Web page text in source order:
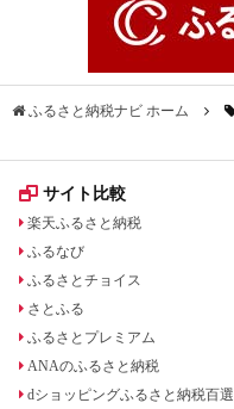
ふるさと納税ナビ ホーム
サイト比較
楽天ふるさと納税
ふるなび
ふるさとチョイス
さとふる
ふるさとプレミアム
ANAのふるさと納税
dショッピングふるさと納税百選